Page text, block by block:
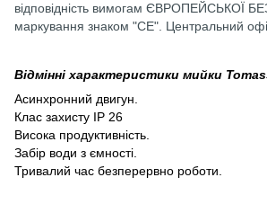
відповідність вимогам ЄВРОПЕЙСЬКОЇ
маркування знаком "СЕ". Центральний
Відмінні характеристики мийки
Асинхронний двигун.
Клас захисту IP 26
Висока продуктивність.
Забір води з ємності.
Тривалий час безперервно роботи.